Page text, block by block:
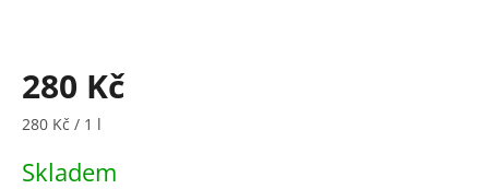
280 Kč
Měrná
280 Kč / 1 l
Skladem